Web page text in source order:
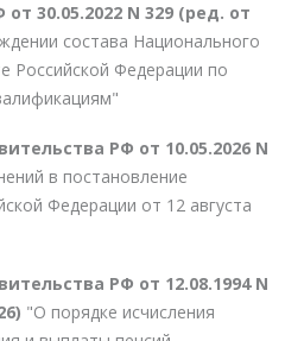
30.05.2022 N 329 (ред. от
состава Национального
Российской Федерации по
РФ от 10.05.2026 N
в постановление
Федерации от 12 августа
РФ от 12.08.1994 N
"О порядке исчисления